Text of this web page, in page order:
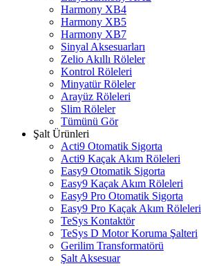
Harmony XB4
Harmony XB5
Harmony XB7
Sinyal Aksesuarları
Zelio Akıllı Röleler
Kontrol Röleleri
Minyatür Röleler
Arayüz Röleleri
Slim Röleler
Tümünü Gör
Şalt Ürünleri
Acti9 Otomatik Sigorta
Acti9 Kaçak Akım Röleleri
Easy9 Otomatik Sigorta
Easy9 Kaçak Akım Röleleri
Easy9 Pro Otomatik Sigorta
Easy9 Pro Kaçak Akım Röleleri
TeSys Kontaktör
TeSys D Motor Koruma Şalteri
Gerilim Transformatörü
Şalt Aksesuar